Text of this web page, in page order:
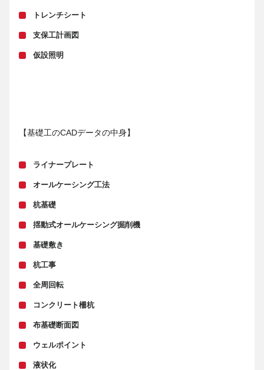
トレンチシート
支保工計画図
仮設照明
【基礎工のCADデータの中身】
ライナープレート
オールケーシング工法
杭基礎
揺動式オールケーシング掘削機
基礎敷き
杭工事
全周回転
コンクリート柵杭
布基礎断面図
ウェルポイント
液状化